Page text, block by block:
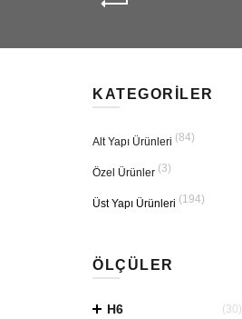
KATEGORILER
Alt Yapı Ürünleri (84)
Özel Ürünler (3)
Üst Yapı Ürünleri (194)
ÖLÇÜLER
H6 (30)